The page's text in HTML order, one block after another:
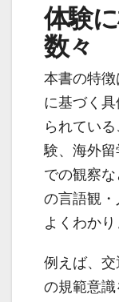
体験
数々
本書の特
に基づく
られてい
験、海外
での観察
の言語観
よくわかり
例えば、
の規範意